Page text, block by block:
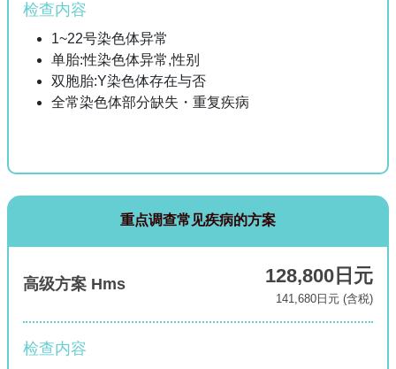
检查内容
1~22号染色体异常
单胎:性染色体异常,性别
双胞胎:Y染色体存在与否
全常染色体部分缺失・重复疾病
重点调查常见疾病的方案
高级方案 Hms 128,800日元
141,680日元 (含税)
检查内容